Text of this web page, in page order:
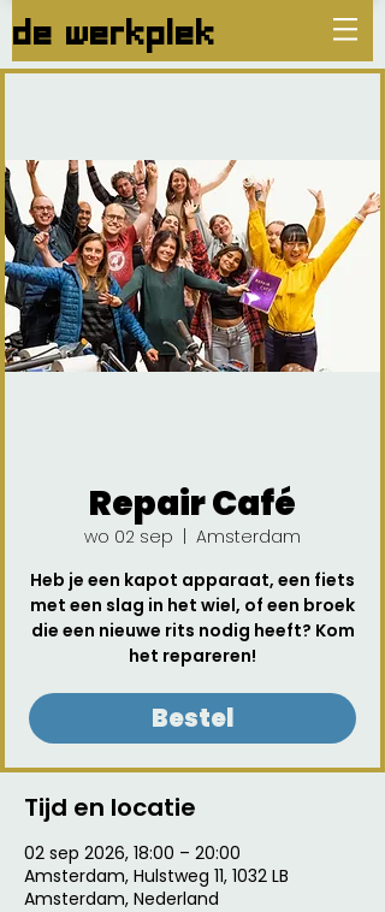
de werkplek
Repair Café
wo 02 sep
Amsterdam
Heb je een kapot apparaat, een fiets
met een slag in het wiel, of een broek
die een nieuwe rits nodig heeft? Kom
het repareren!
Bestel
Tijd en locatie
02 sep 2026, 18:00 – 20:00
Amsterdam, Hulstweg 11, 1032 LB
Amsterdam, Nederland